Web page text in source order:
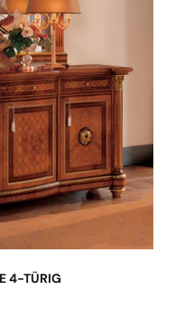
4-TÜRIG